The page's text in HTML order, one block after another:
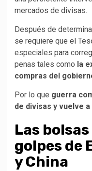
mercados de divisas.
Después de
se requiere que el
especiales para
penas tales como la
compras del
Por lo que guerra
de divisas y vuelve
Las
golpes de
y China